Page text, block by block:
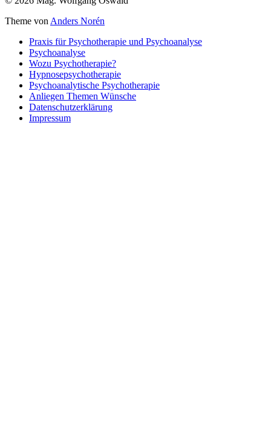
Theme von Anders Norén
Praxis für Psychotherapie und Psychoanalyse
Psychoanalyse
Wozu Psychotherapie?
Hypnosepsychotherapie
Psychoanalytische Psychotherapie
Anliegen Themen Wünsche
Datenschutzerklärung
Impressum